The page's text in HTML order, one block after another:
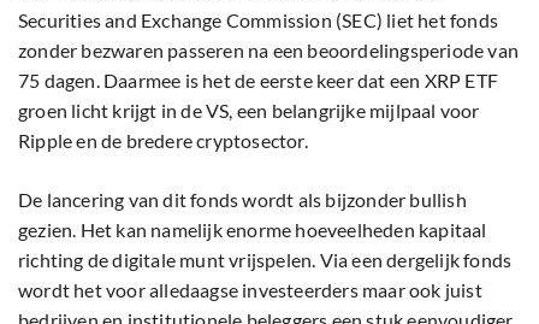
Securities and Exchange Commission (SEC) liet het fonds
zonder bezwaren passeren na een beoordelingsperiode van
75 dagen. Daarmee is het de eerste keer dat een XRP ETF
groen licht krijgt in de VS, een belangrijke mijlpaal voor
Ripple en de bredere cryptosector.
De lancering van dit fonds wordt als bijzonder bullish
gezien. Het kan namelijk enorme hoeveelheden kapitaal
richting de digitale munt vrijspelen. Via een dergelijk fonds
wordt het voor alledaagse investeerders maar ook juist